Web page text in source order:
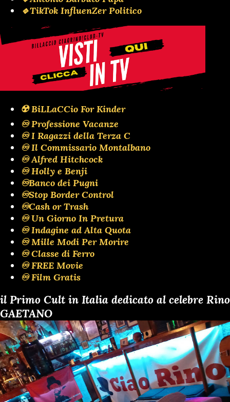
🔹TikTok InfluenZer Politico
☢️ BiLLaCCio For Kinder
♾️ Professione Vacanze
♾️ I Ragazzi della Terza C
♾️ Il Commissario Montalbano
♾️ Alfred Hitchcock
♾️ Holly e Benji
♾️Banco dei Pugni
♾️Stop Border Control
♾️Cash or Trash
♾️ Un Giorno In Pretura
♾️ Indagine ad Alta Quota
♾️ Mille Modi Per Morire
♾️ Classe di Ferro
♾️ FREE Movie
♾️ Film Gratis
il Primo Cult in Italia dedicato al celebre Rino
GAETANO